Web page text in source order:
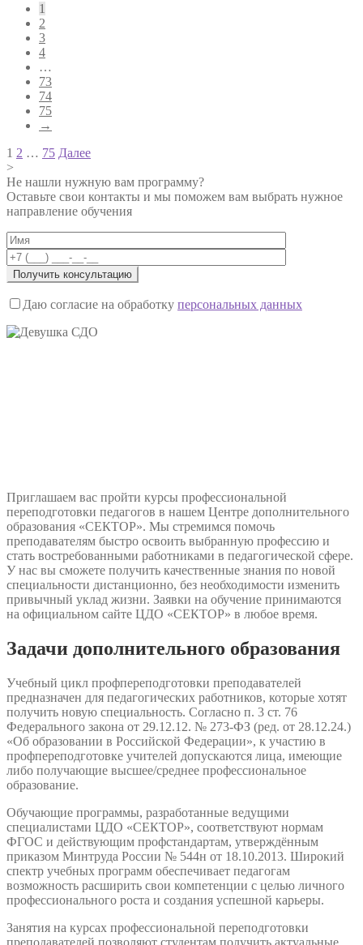
1
2
3
4
…
73
74
75
→
Навигация
по
записям
1 2 … 75 Далее
>
Не нашли нужную вам программу?
Оставьте свои контакты и мы поможем вам выбрать нужное
направление обучения
Даю согласие на обработку персональных данных
Приглашаем вас пройти курсы профессиональной
переподготовки педагогов в нашем Центре дополнительного
образования «СЕКТОР». Мы стремимся помочь
преподавателям быстро освоить выбранную профессию и
стать востребованными работниками в педагогической сфере.
У нас вы сможете получить качественные знания по новой
специальности дистанционно, без необходимости изменить
привычный уклад жизни. Заявки на обучение принимаются
на официальном сайте ЦДО «СЕКТОР» в любое время.
Задачи дополнительного образования
Учебный цикл профпереподготовки преподавателей
предназначен для педагогических работников, которые хотят
получить новую специальность. Согласно п. 3 ст. 76
Федерального закона от 29.12.12. № 273-ФЗ (ред. от 28.12.24.)
«Об образовании в Российской Федерации», к участию в
профпереподготовке учителей допускаются лица, имеющие
либо получающие высшее/среднее профессиональное
образование.
Обучающие программы, разработанные ведущими
специалистами ЦДО «СЕКТОР», соответствуют нормам
ФГОС и действующим профстандартам, утверждённым
приказом Минтруда России № 544н от 18.10.2013. Широкий
спектр учебных программ обеспечивает педагогам
возможность расширить свои компетенции с целью личного
профессионального роста и создания успешной карьеры.
Занятия на курсах профессиональной переподготовки
преподавателей позволяют студентам получить актуальные